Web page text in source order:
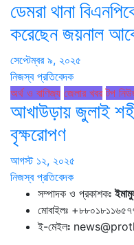
ডেমরা থানা
করেছেন জয়নাল
সেপ্টেম্বর ৯, ২০২৫
নিজস্ব প্রতিবেদক
অর্থ ও বাণিজ্য জেলার খবর টপ
আখাউড়ায় জুলাই
বৃক্ষরোপণ
আগস্ট ১২, ২০২৫
নিজস্ব প্রতিবেদক
সম্পাদক ও প্রকাশকঃ
মোবাইলঃ
ই-মেইলঃ